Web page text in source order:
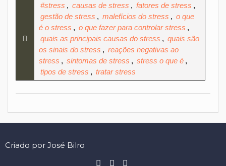
#stress , causas de stress , fatores de stress ,
gestão de stress , malefícios do stress , o que
é o stress , o que fazer para controlar stress ,
quais as principais causas do stress , quais são
os sinais do stress , reações negativas ao
stress , sintomas de stress , stress o que é ,
tipos de stress , tratar stress
Criado por José Bilro